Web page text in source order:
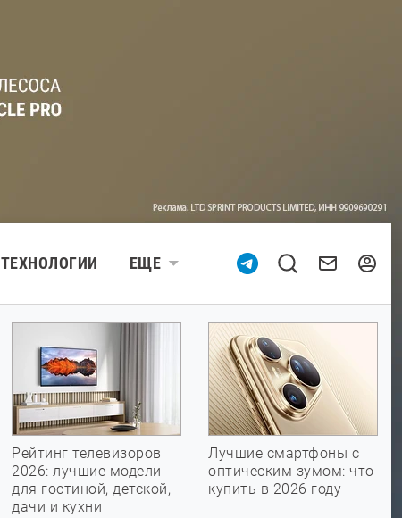
ТЕХНОЛОГИИ ЕЩЕ
Рейтинг телевизоров
2026: лучшие модели
для гостиной, детской,
дачи и кухни
Лучшие смартфоны с
оптическим зумом: что
купить в 2026 году